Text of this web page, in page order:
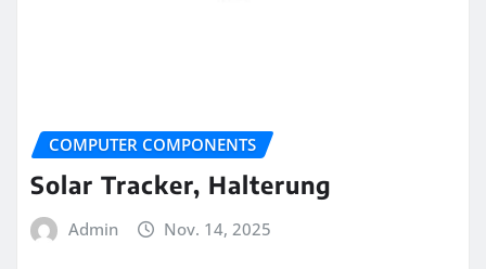
COMPUTER COMPONENTS
Solar Tracker, Halterung
Admin Nov. 14, 2025